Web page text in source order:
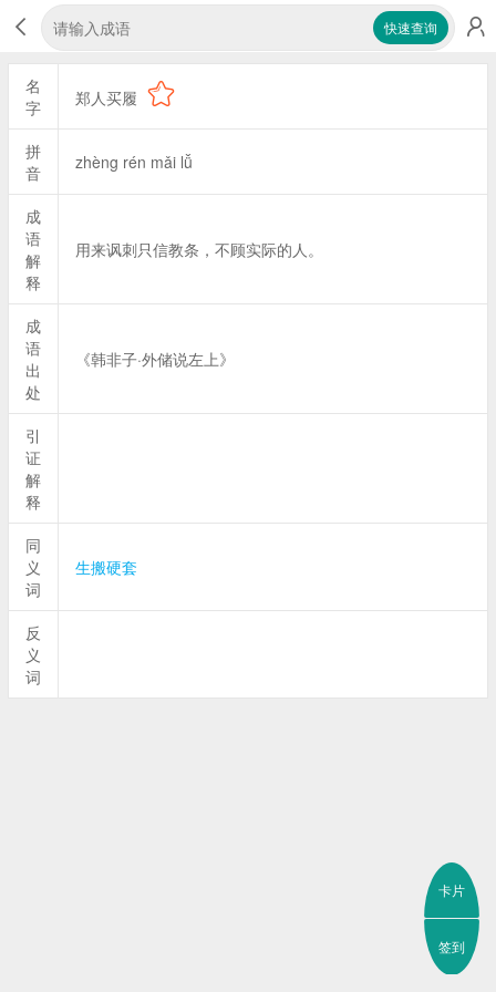
快速查询
名
字
郑人买履
拼
音
zhèng rén mǎi lǚ
成
语
解
释
用来讽刺只信教条，不顾实际的人。
成
语
出
处
《韩非子·外储说左上》
引
证
解
释
同
义
词
生搬硬套
反
义
词
卡片
签到